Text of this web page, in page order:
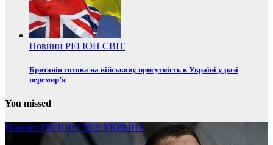
Новини РЕГІОН СВІТ
Британія готова на військову присутність в Україні у разі
перемир’я
You missed
Новини РЕГІОНСВІТ УКРАЇНА